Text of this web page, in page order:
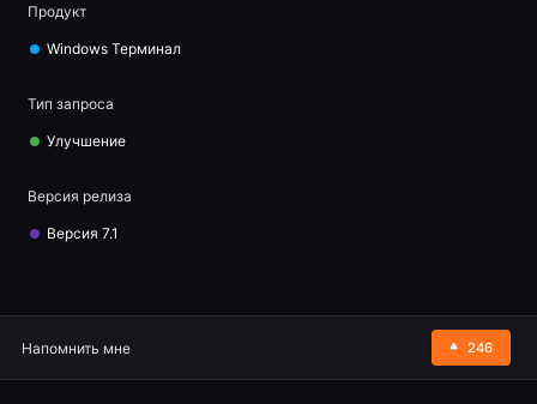
Продукт
Windows Терминал
Тип запроса
Улучшение
Версия релиза
Версия 7.1
Напомнить мне 246